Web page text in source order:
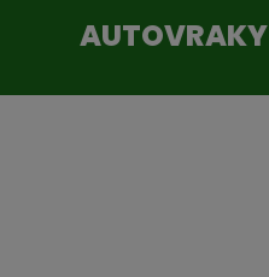
AUTOVRAKY